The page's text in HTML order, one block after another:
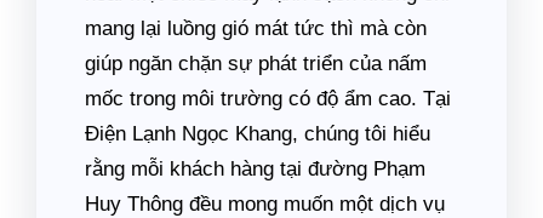
mang lại luồng gió mát tức thì mà còn
giúp ngăn chặn sự phát triển của nấm
mốc trong môi trường có độ ẩm cao. Tại
Điện Lạnh Ngọc Khang, chúng tôi hiểu
rằng mỗi khách hàng tại đường Phạm
Huy Thông đều mong muốn một dịch vụ